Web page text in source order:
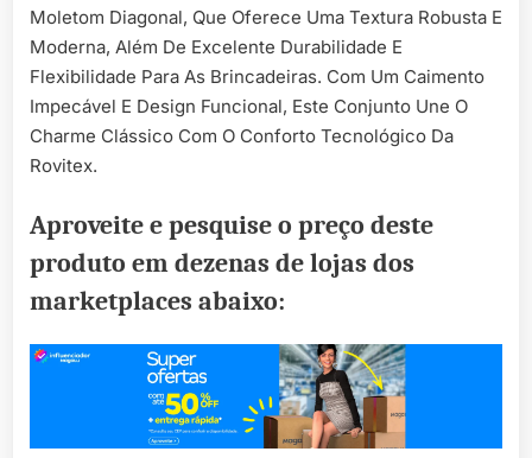
Moletom Diagonal, Que Oferece Uma Textura Robusta E
Moderna, Além De Excelente Durabilidade E
Flexibilidade Para As Brincadeiras. Com Um Caimento
Impecável E Design Funcional, Este Conjunto Une O
Charme Clássico Com O Conforto Tecnológico Da
Rovitex.
Aproveite e pesquise o preço deste
produto em dezenas de lojas dos
marketplaces abaixo: